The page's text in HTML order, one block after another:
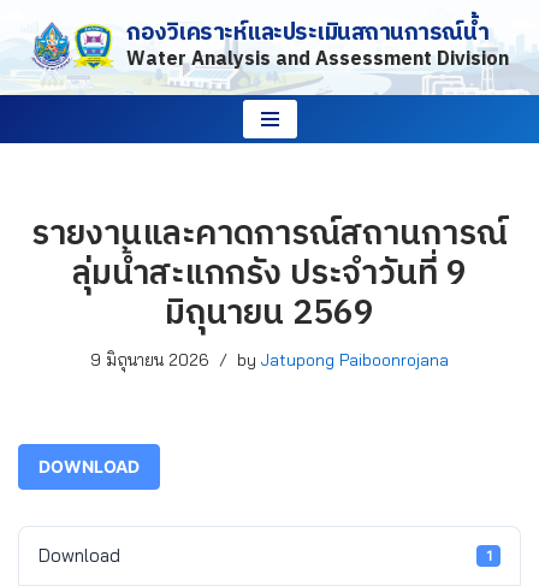
Skip
to
กองวิเคราะห์และประเมินสถานการณ์น้ำ
Water Analysis and Assessment Division
รายงานและคาดการณ์สถานการณ์
ลุ่มน้ำสะแกกรัง ประจำวันที่ 9
มิถุนายน 2569
9 มิถุนายน 2026 by Jatupong Paiboonrojana
DOWNLOAD
Download 1